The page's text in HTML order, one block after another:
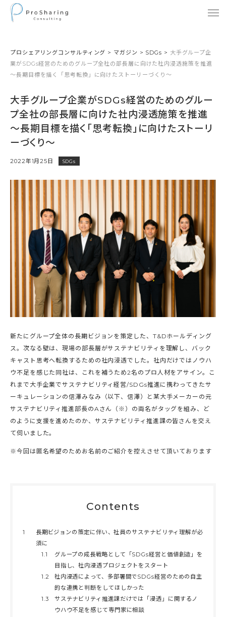
プロシェアリングコンサルティング > マガジン > SDGs > 大手グループ企
業がSDGs経営のためのグループ全社の部長層に向けた社内浸透施策を推進
～長期目標を描く「思考転換」に向けたストーリーづくり～
大手グループ企業がSDGs経営のためのグルー
プ全社の部長層に向けた社内浸透施策を推進
～長期目標を描く「思考転換」に向けたストーリ
ーづくり～
2022年1月25日 SDGs
新たにグループ全体の長期ビジョンを策定した、T&Dホールディング
ス。次なる壁は、現場の部長層がサステナビリティを理解し、バック
キャスト思考へ転換するための社内浸透でした。社内だけではノウハ
ウ不足を感じた同社は、これを補うため2名のプロ人材をアサイン。こ
れまで大手企業でサステナビリティ経営/SDGs推進に携わってきたサ
ーキュレーションの信澤みなみ（以下、信澤）と某大手メーカーの元
サステナビリティ推進部長のAさん（※）の両名がタッグを組み、ど
のように支援を進めたのか、サステナビリティ推進課の皆さんを交え
て伺いました。
※今回は匿名希望のためお名前のご紹介を控えさせて頂いております
Contents
1
長期ビジョンの策定に伴い、社員のサステナビリティ理解が必
須に
1.1
グループの成長戦略として「SDGs経営と価値創造」を
目指し、社内浸透プロジェクトをスタート
1.2
社内浸透によって、多部署間でSDGs経営のための自主
的な連携と判断をしてほしかった
1.3
サステナビリティ推進課だけでは「浸透」に関するノ
ウハウ不足を感じて専門家に相談